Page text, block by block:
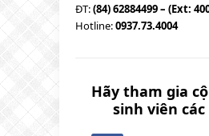
ĐT:(84) 62884499 – (Ext:
Hotline:0937.73.4004
Hãy tham gia
sinh viên các